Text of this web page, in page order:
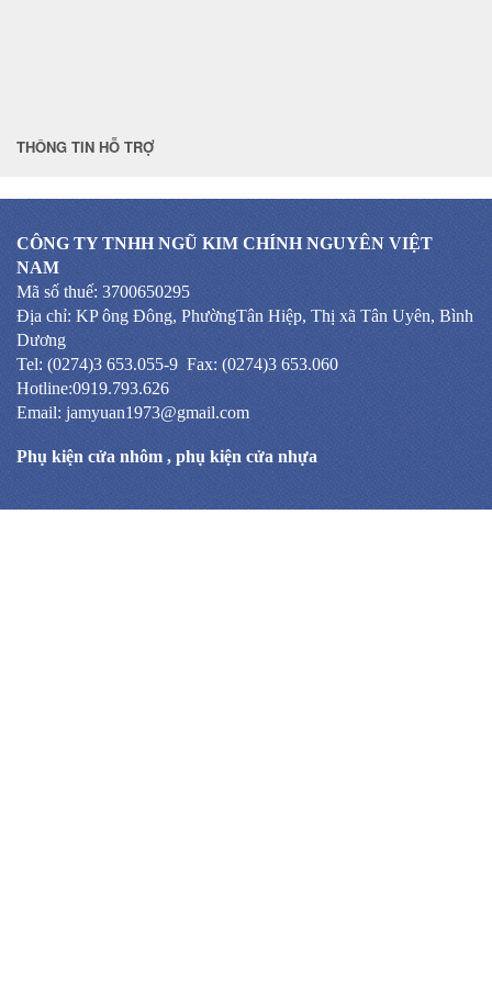
THÔNG TIN HỖ TRỢ
CÔNG TY TNHH NGŨ KIM CHÍNH NGUYÊN VIỆT
NAM
Mã số thuế: 3700650295
Địa chỉ: KP ông Đông, PhườngTân Hiệp, Thị xã Tân Uyên, Bình
Dương
Tel: (0274)3 653.055-9 Fax: (0274)3 653.060
Hotline:0919.793.626
Email: jamyuan1973@gmail.com
Phụ kiện cửa nhôm , phụ kiện cửa nhựa